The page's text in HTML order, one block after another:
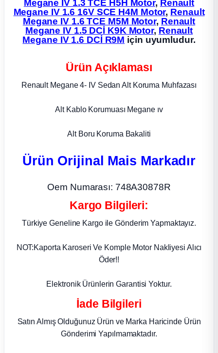
Parça
Megane IV 1.3 TCE H5H Motor, Renault
Megane IV 1.6 16V SCE H4M Motor, Renault
Megane IV 1.6 TCE M5M Motor, Renault
Megane IV 1.5 DCİ K9K Motor, Renault
Megane IV 1.6 DCİ R9M için uyumludur.
Ürün Açıklaması
Renault Megane 4- IV Sedan Alt Koruma Muhfazası
Alt Kablo Korumuası Megane ıv
Alt Boru Koruma Bakaliti
Ürün Orijinal Mais Markadır
Oem Numarası: 748A30878R
Kargo Bilgileri:
Türkiye Geneline Kargo ile Gönderim Yapmaktayız.
NOT:Kaporta Karoseri Ve Komple Motor Nakliyesi Alıcı
Öder!!
Elektronik Ürünlerin Garantisi Yoktur.
İade Bilgileri
Satın Almış Olduğunuz Ürün ve Marka Haricinde Ürün
Gönderimi Yapılmamaktadır.